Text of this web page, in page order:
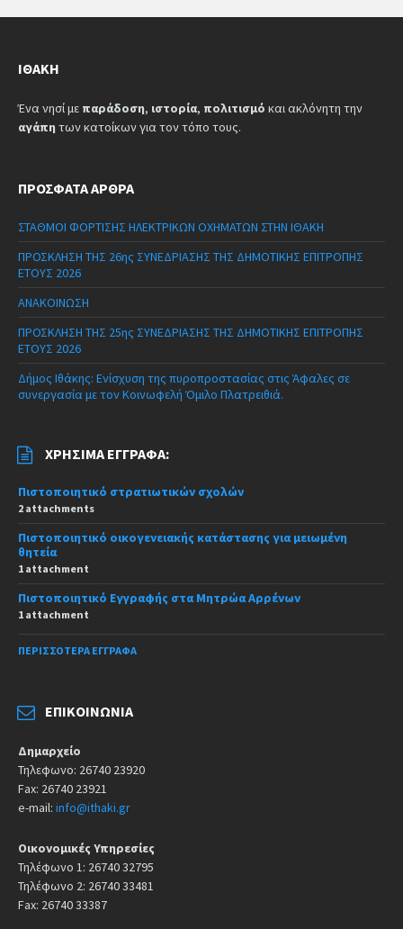
ΙΘΆΚΗ
Ένα νησί με παράδοση, ιστορία, πολιτισμό και ακλόνητη την
αγάπη των κατοίκων για τον τόπο τους.
ΠΡΌΣΦΑΤΑ ΆΡΘΡΑ
ΣΤΑΘΜΟΙ ΦΟΡΤΙΣΗΣ ΗΛΕΚΤΡΙΚΩΝ ΟΧΗΜΑΤΩΝ ΣΤΗΝ ΙΘΑΚΗ
ΠΡΟΣΚΛΗΣΗ ΤΗΣ 26ης ΣΥΝΕΔΡΙΑΣΗΣ ΤΗΣ ΔΗΜΟΤΙΚΗΣ ΕΠΙΤΡΟΠΗΣ
ΕΤΟΥΣ 2026
ΑΝΑΚΟΙΝΩΣΗ
ΠΡΟΣΚΛΗΣΗ ΤΗΣ 25ης ΣΥΝΕΔΡΙΑΣΗΣ ΤΗΣ ΔΗΜΟΤΙΚΗΣ ΕΠΙΤΡΟΠΗΣ
ΕΤΟΥΣ 2026
Δήμος Ιθάκης: Ενίσχυση της πυροπροστασίας στις Άφαλες σε
συνεργασία με τον Κοινωφελή Όμιλο Πλατρειθιά.
ΧΡΉΣΙΜΑ ΈΓΓΡΑΦΑ:
Πιστοποιητικό στρατιωτικών σχολών
2 attachments
Πιστοποιητικό οικογενειακής κατάστασης για μειωμένη
θητεία
1 attachment
Πιστοποιητικό Εγγραφής στα Μητρώα Αρρένων
1 attachment
ΠΕΡΙΣΣΌΤΕΡΑ ΈΓΓΡΑΦΑ
ΕΠΙΚΟΙΝΩΝΊΑ
Δημαρχείο
Τηλεφωνο: 26740 23920
Fax: 26740 23921
e-mail: info@ithaki.gr
Οικονομικές Υπηρεσίες
Τηλέφωνο 1: 26740 32795
Τηλέφωνο 2: 26740 33481
Fax: 26740 33387